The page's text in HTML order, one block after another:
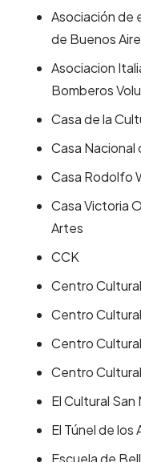
Asociación de
de Buenos
Asociacion
Bomberos
Casa de la
Casa
Casa Rodolfo
Casa Victoria
Artes
CCK
Centro
Centro
Centro
Centro
El Cultural San
El Túnel de los
Escuela de